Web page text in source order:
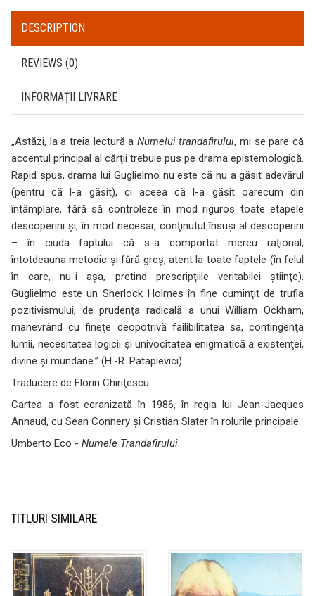
DESCRIPTION
REVIEWS (0)
INFORMAȚII LIVRARE
„Astăzi, la a treia lectură a Numelui trandafirului, mi se pare că
accentul principal al cărţii trebuie pus pe drama epistemologică.
Rapid spus, drama lui Guglielmo nu este că nu a găsit adevărul
(pentru că l-a găsit), ci aceea că l-a găsit oarecum din
întâmplare, fără să controleze în mod riguros toate etapele
descoperirii şi, în mod necesar, conţinutul însuşi al descoperirii
– în ciuda faptului că s-a comportat mereu raţional,
întotdeauna metodic şi fără greş, atent la toate faptele (în felul
în care, nu-i aşa, pretind prescripţiile veritabilei ştiinţe).
Guglielmo este un Sherlock Holmes în fine cuminţit de trufia
pozitivismului, de prudenţa radicală a unui William Ockham,
manevrând cu fineţe deopotrivă failibilitatea sa, contingenţa
lumii, necesitatea logicii şi univocitatea enigmatică a existenţei,
divine şi mundane.” (H.-R. Patapievici)
Traducere de Florin Chiriţescu.
Cartea a fost ecranizată în 1986, în regia lui Jean-Jacques
Annaud, cu Sean Connery şi Cristian Slater în rolurile principale.
Umberto Eco - Numele Trandafirului.
TITLURI SIMILARE